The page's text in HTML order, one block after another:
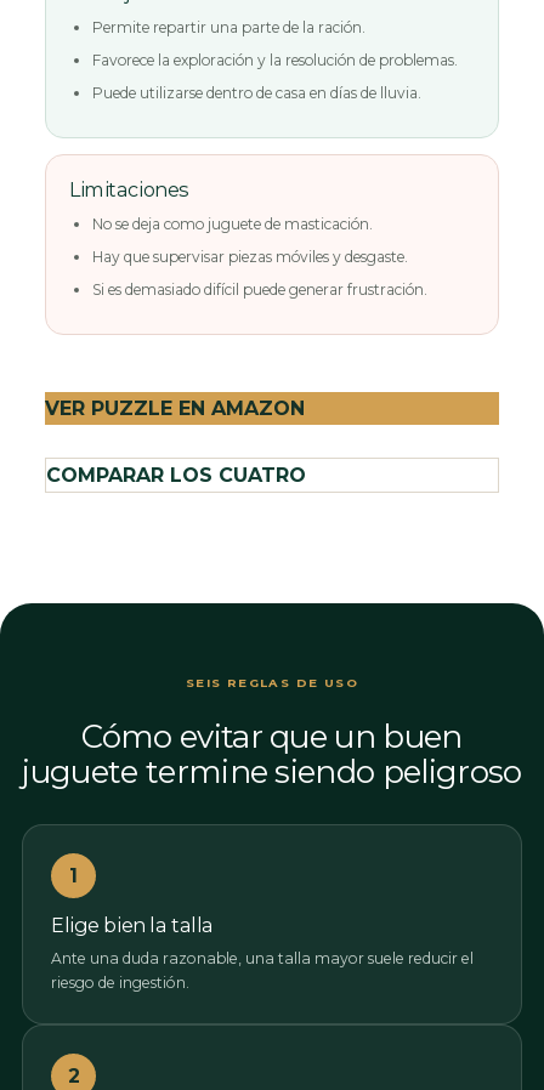
Permite repartir una parte de la ración.
Favorece la exploración y la resolución de problemas.
Puede utilizarse dentro de casa en días de lluvia.
Limitaciones
No se deja como juguete de masticación.
Hay que supervisar piezas móviles y desgaste.
Si es demasiado difícil puede generar frustración.
VER PUZZLE EN AMAZON
COMPARAR LOS CUATRO
SEIS REGLAS DE USO
Cómo evitar que un buen
juguete termine siendo peligroso
1
Elige bien la talla
Ante una duda razonable, una talla mayor suele reducir el
riesgo de ingestión.
2